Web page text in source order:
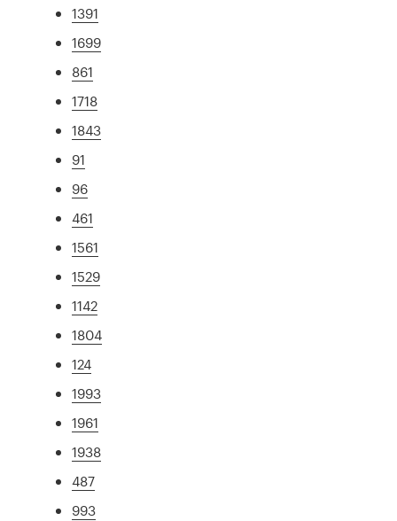
1391
1699
861
1718
1843
91
96
461
1561
1529
1142
1804
124
1993
1961
1938
487
993